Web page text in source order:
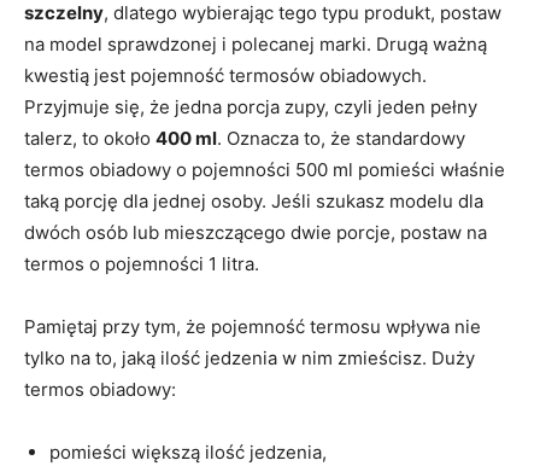
szczelny, dlatego wybierając tego typu produkt, postaw
na model sprawdzonej i polecanej marki. Drugą ważną
kwestią jest pojemność termosów obiadowych.
Przyjmuje się, że jedna porcja zupy, czyli jeden pełny
talerz, to około 400 ml. Oznacza to, że standardowy
termos obiadowy o pojemności 500 ml pomieści właśnie
taką porcję dla jednej osoby. Jeśli szukasz modelu dla
dwóch osób lub mieszczącego dwie porcje, postaw na
termos o pojemności 1 litra.
Pamiętaj przy tym, że pojemność termosu wpływa nie
tylko na to, jaką ilość jedzenia w nim zmieścisz. Duży
termos obiadowy:
pomieści większą ilość jedzenia,